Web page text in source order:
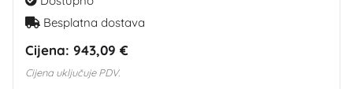
Besplatna dostava
Cijena: 943,09 €
Cijena uključuje PDV.